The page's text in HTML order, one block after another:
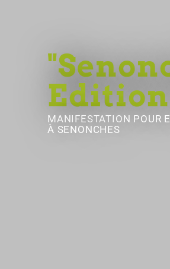
Edition
MANIFESTATION POUR
À SENONCHES